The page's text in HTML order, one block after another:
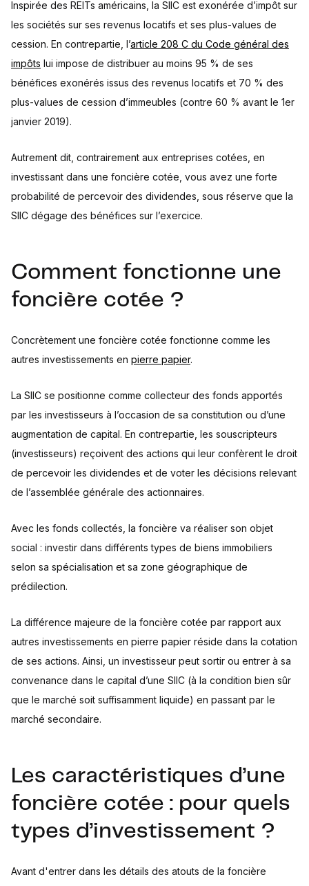
Inspirée des REITs américains, la SIIC est exonérée d’impôt sur
les sociétés sur ses revenus locatifs et ses plus-values de
cession. En contrepartie, l’article 208 C du Code général des
impôts lui impose de distribuer au moins 95 % de ses
bénéfices exonérés issus des revenus locatifs et 70 % des
plus-values de cession d’immeubles (contre 60 % avant le 1er
janvier 2019).
Autrement dit, contrairement aux entreprises cotées, en
investissant dans une foncière cotée, vous avez une forte
probabilité de percevoir des dividendes, sous réserve que la
SIIC dégage des bénéfices sur l’exercice.
Comment fonctionne une
foncière cotée ?
Concrètement une foncière cotée fonctionne comme les
autres investissements en pierre papier.
La SIIC se positionne comme collecteur des fonds apportés
par les investisseurs à l’occasion de sa constitution ou d’une
augmentation de capital. En contrepartie, les souscripteurs
(investisseurs) reçoivent des actions qui leur confèrent le droit
de percevoir les dividendes et de voter les décisions relevant
de l’assemblée générale des actionnaires.
Avec les fonds collectés, la foncière va réaliser son objet
social : investir dans différents types de biens immobiliers
selon sa spécialisation et sa zone géographique de
prédilection.
La différence majeure de la foncière cotée par rapport aux
autres investissements en pierre papier réside dans la cotation
de ses actions. Ainsi, un investisseur peut sortir ou entrer à sa
convenance dans le capital d’une SIIC (à la condition bien sûr
que le marché soit suffisamment liquide) en passant par le
marché secondaire.
Les caractéristiques d’une
foncière cotée : pour quels
types d’investissement ?
Avant d'entrer dans les détails des atouts de la foncière